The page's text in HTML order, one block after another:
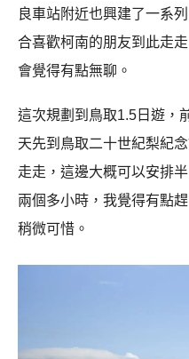
良車站附近也興建了一系
合喜歡柯南的朋友到此走
會覺得有點無聊。
這次規劃到鳥取1.5日遊，
天先到鳥取二十世紀梨紀
走走，這邊大概可以安排
兩個多小時，我覺得有點
稍微可惜。